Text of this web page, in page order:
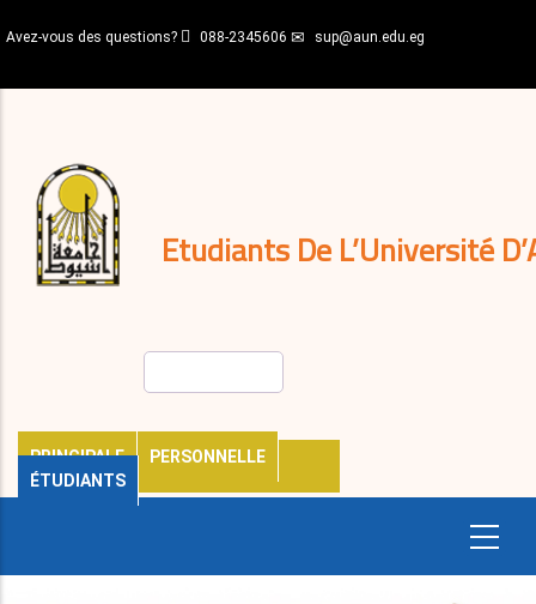
au
principal
Avez-vous des questions? 088-2345606 sup@aun.edu.eg
Etudiants De L’Université
PRINCIPALE
PERSONNELLE
ÉTUDIANTS
décisions
Expatriés
Journal